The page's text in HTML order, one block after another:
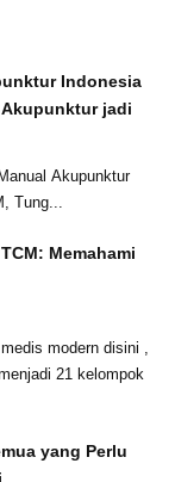
Indonesia
Akupunktur jadi
Tung...
Memahami
modern disini ,
21 kelompok
yang Perlu